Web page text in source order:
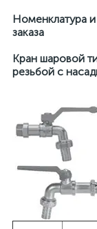
Номенклатура
заказа
Кран шаровой
резьбой с